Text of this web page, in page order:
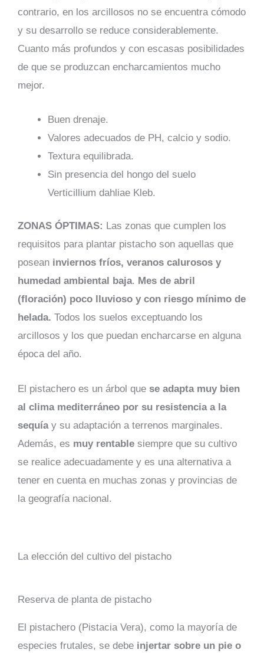
contrario, en los arcillosos no se encuentra cómodo
y su desarrollo se reduce considerablemente.
Cuanto más profundos y con escasas posibilidades
de que se produzcan encharcamientos mucho
mejor.
Buen drenaje.
Valores adecuados de PH, calcio y sodio.
Textura equilibrada.
Sin presencia del hongo del suelo
Verticillium dahliae Kleb.
ZONAS ÓPTIMAS: Las zonas que cumplen los
requisitos para plantar pistacho son aquellas que
posean inviernos fríos, veranos calurosos y
humedad ambiental baja. Mes de abril
(floración) poco lluvioso y con riesgo mínimo de
helada. Todos los suelos exceptuando los
arcillosos y los que puedan encharcarse en alguna
época del año.
El pistachero es un árbol que se adapta muy bien
al clima mediterráneo por su resistencia a la
sequíay su adaptación a terrenos marginales.
Además, es muy rentable siempre que su cultivo
se realice adecuadamente y es una alternativa a
tener en cuenta en muchas zonas y provincias de
la geografía nacional.
La elección del cultivo del pistacho
Reserva de planta de pistacho
El pistachero (Pistacia Vera), como la mayoría de
especies frutales, se debe injertar sobre un pie o